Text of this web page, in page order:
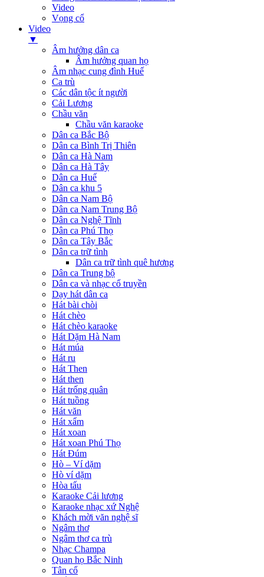
Video
Vọng cổ
Video
▼
Âm hưởng dân ca
Âm hưởng quan họ
Âm nhạc cung đình Huế
Ca trù
Các dân tộc ít người
Cải Lương
Chầu văn
Chầu văn karaoke
Dân ca Bắc Bộ
Dân ca Bình Trị Thiên
Dân ca Hà Nam
Dân ca Hà Tây
Dân ca Huế
Dân ca khu 5
Dân ca Nam Bộ
Dân ca Nam Trung Bộ
Dân ca Nghệ Tĩnh
Dân ca Phú Thọ
Dân ca Tây Bắc
Dân ca trữ tình
Dân ca trữ tình quê hương
Dân ca Trung bộ
Dân ca và nhạc cổ truyền
Dạy hát dân ca
Hát bài chòi
Hát chèo
Hát chèo karaoke
Hát Dặm Hà Nam
Hát múa
Hát ru
Hát Then
Hát then
Hát trống quân
Hát tuồng
Hát văn
Hát xẩm
Hát xoan
Hát xoan Phú Thọ
Hát Đúm
Hò – Ví dặm
Hò ví dặm
Hòa tấu
Karaoke Cải lương
Karaoke nhạc xứ Nghệ
Khách mời văn nghệ sĩ
Ngâm thơ
Ngâm thơ ca trù
Nhạc Champa
Quan họ Bắc Ninh
Tân cổ